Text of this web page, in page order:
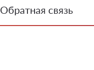
Обратная связь